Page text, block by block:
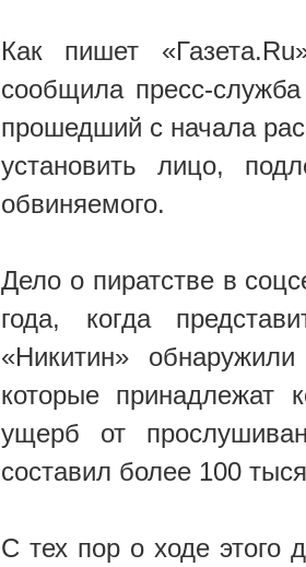
Как пишет
сообщила пресс-
прошедший с начала
установить лицо,
обвиняемого.
Дело о пиратстве в
года, когда
«Никитин»
которые принадлежат
ущерб от
составил более 100
С тех пор о ходе этого